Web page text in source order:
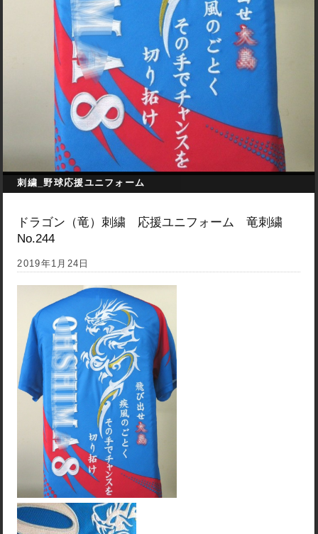
刺繍_野球応援ユニフォーム
ドラゴン（竜）刺繍 応援ユニフォーム 竜刺繍
No.244
2019年1月24日